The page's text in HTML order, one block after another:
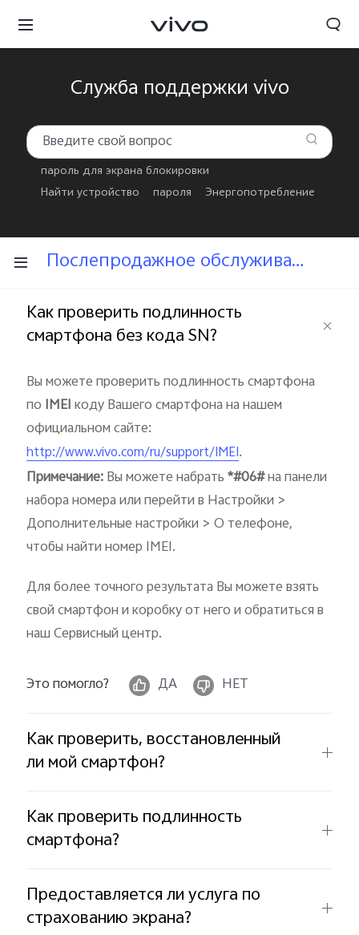
Служба поддержки vivo
пароль для экрана блокировки
Найти устройство
пароля Энергопотребление
Послепродажное обслуживание
Как проверить подлинность
смартфона без кода SN?
Вы можете проверить подлинность смартфона
по IMEIкоду Вашего смартфона на нашем
официальном сайте:
http://www.vivo.com/ru/support/IMEI.
Примечание:Вы можете набрать*#06#на панели
набора номера или перейти в Настройки >
Дополнительные настройки > О телефоне,
чтобы найти номер IMEI.
Для более точного результата Вы можете взять
свой смартфон и коробку от него и обратиться в
наш Сервисный центр.
Это помогло? ДА НЕТ
Как проверить, восстановленный
ли мой смартфон?
Как проверить подлинность
смартфона?
Предоставляется ли услуга по
страхованию экрана?